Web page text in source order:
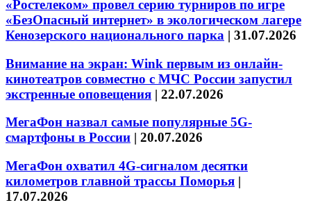
«Ростелеком» провел серию турниров по игре
«БезОпасный интернет» в экологическом лагере
Кенозерского национального парка | 31.07.2026
Внимание на экран: Wink первым из онлайн-
кинотеатров совместно с МЧС России запустил
экстренные оповещения | 22.07.2026
МегаФон назвал самые популярные 5G-
смартфоны в России | 20.07.2026
МегаФон охватил 4G-сигналом десятки
километров главной трассы Поморья |
17.07.2026